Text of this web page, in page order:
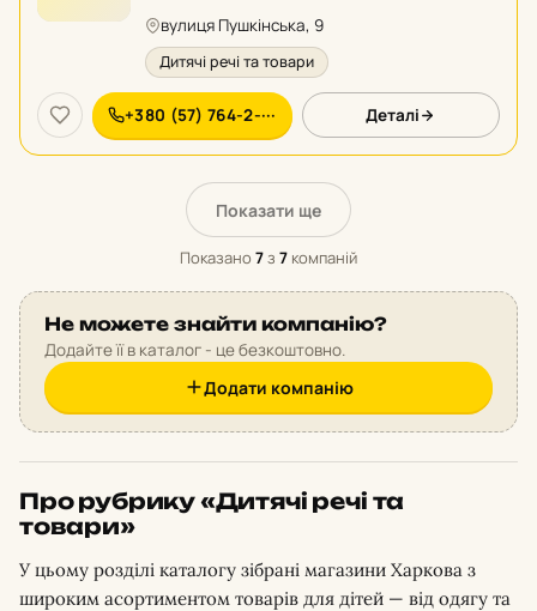
вулиця Пушкінська, 9
Дитячі речі та товари
+380 (57) 764-2-··· Деталі
Показати ще
Показано 7з 7 компаній
Не можете знайти компанію?
Додайте її в каталог - це безкоштовно.
Додати компанію
Про рубрику «Дитячі речі та
товари»
У цьому розділі каталогу зібрані магазини Харкова з
широким асортиментом товарів для дітей — від одягу та